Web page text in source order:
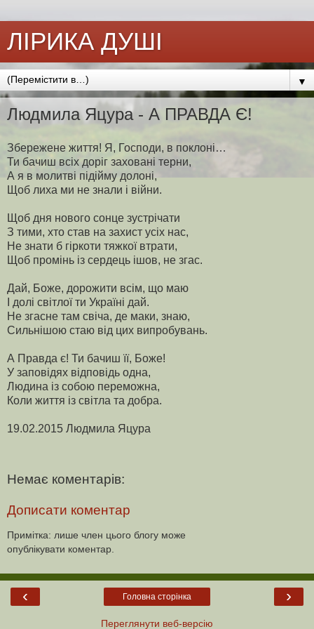
ЛІРИКА ДУШІ
▼
Людмила Яцура - А ПРАВДА Є!
Збережене життя! Я, Господи, в поклоні…
Ти бачиш всіх доріг заховані терни,
А я в молитві підійму долоні,
Щоб лиха ми не знали і війни.
Щоб дня нового сонце зустрічати
З тими, хто став на захист усіх нас,
Не знати б гіркоти тяжкої втрати,
Щоб промінь із сердець ішов, не згас.
Дай, Боже, дорожити всім, що маю
І долі світлої ти Україні дай.
Не згасне там свіча, де маки, знаю,
Сильнішою стаю від цих випробувань.
А Правда є! Ти бачиш її, Боже!
У заповідях відповідь одна,
Людина із собою переможна,
Коли життя із світла та добра.
19.02.2015 Людмила Яцура
Немає коментарів:
Дописати коментар
Примітка: лише член цього блогу може
опублікувати коментар.
‹ ›
Головна сторінка
Переглянути веб-версію